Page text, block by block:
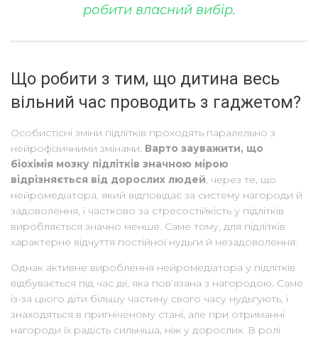
робити власний вибір.
Що робити з тим, що дитина весь
вільний час проводить з гаджетом?
Особистісні зміни підлітків проходять паралельно з
нейрофізичними змінами. Варто зауважити, що
біохімія мозку підлітків значною мірою
відрізняється від дорослих людей, через те, що
нейромедіатора, який відповідає за систему нагороди й
задоволення, і частково за стресостійкість у підлітків
виробляється значно менше. Саме тому, для підлітків
характерне відчуття постійної нудьги й незадоволення.
Однак активне вироблення нейромедіатора у підлітків
відбувається під час дії, яка пов’язана з нагородою. Саме
із-за цього діти більшу частину свого часу нудьгують, і
знаходяться в пригніченому стані, але при отриманні
нагороди їх радість сильніша, ніж у дорослих. В ролі